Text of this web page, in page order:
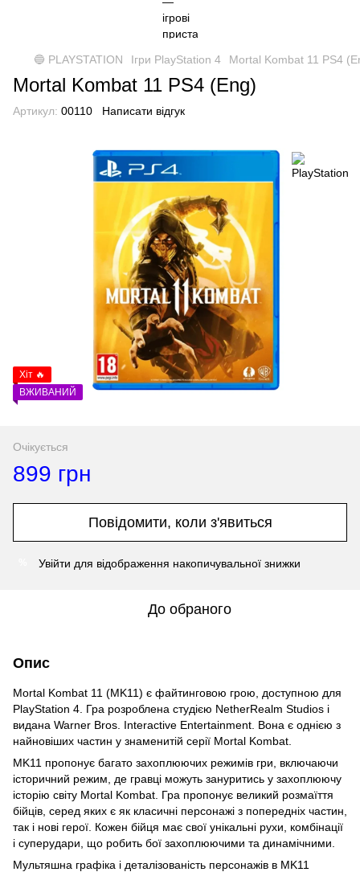
🔵 PLAYSTATION Ігри PlayStation 4 Mortal Kombat 11 PS4
Mortal Kombat 11 PS4 (Eng)
Артикул: 00110 Написати відгук
Хіт 🔥
ВЖИВАНИЙ
Очікується
899 грн
Повідомити, коли з'явиться
Увійти для відображення накопичувальної знижки
До обраного
Опис
Mortal Kombat 11 (MK11) є файтинговою грою, доступною для
PlayStation 4. Гра розроблена студією NetherRealm Studios і
видана Warner Bros. Interactive Entertainment. Вона є однією з
найновіших частин у знаменитій серії Mortal Kombat.
MK11 пропонує багато захоплюючих режимів гри, включаючи
історичний режим, де гравці можуть зануритись у захоплюючу
історію світу Mortal Kombat. Гра пропонує великий розмаїття
бійців, серед яких є як класичні персонажі з попередніх частин,
так і нові герої. Кожен бійця має свої унікальні рухи, комбінації
і суперудари, що робить бої захоплюючими та динамічними.
Мультяшна графіка і деталізованість персонажів в MK11